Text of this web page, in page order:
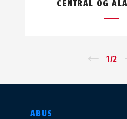
CENTRAL OG
1/2
ABUS
VÆLG DIT LAND